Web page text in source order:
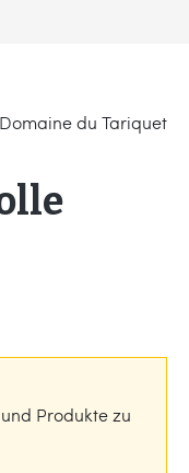
Domaine du Tariquet
Produkte zu